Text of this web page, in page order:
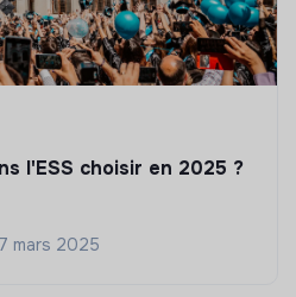
l'ESS choisir en 2025 ?
mars 2025